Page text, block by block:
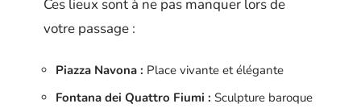
Ces lieux sont à ne pas manquer lors de
votre passage :
Piazza Navona : Place vivante et élégante
Fontana dei Quattro Fiumi : Sculpture baroque